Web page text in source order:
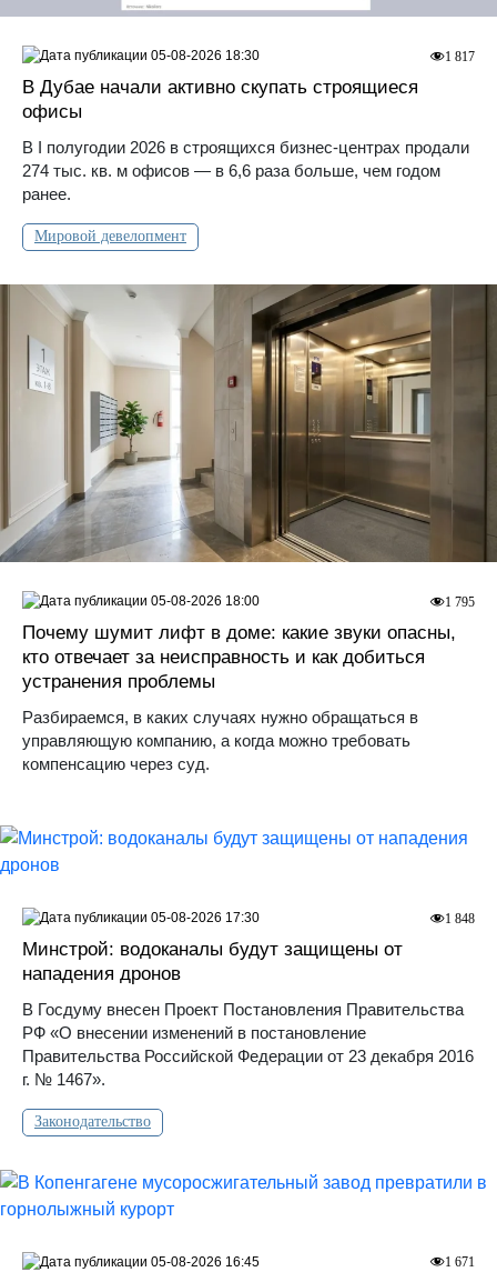
В Дубае начали активно скупать строящиеся
офисы
В I полугодии 2026 в строящихся бизнес-центрах продали
274 тыс. кв. м офисов — в 6,6 раза больше, чем годом
ранее.
Мировой девелопмент
1 817
05-08-2026 18:30
Почему шумит лифт в доме: какие звуки опасны,
кто отвечает за неисправность и как добиться
устранения проблемы
Разбираемся, в каких случаях нужно обращаться в
управляющую компанию, а когда можно требовать
компенсацию через суд.
1 795
05-08-2026 18:00
Минстрой: водоканалы будут защищены от
нападения дронов
В Госдуму внесен Проект Постановления Правительства
РФ «О внесении изменений в постановление
Правительства Российской Федерации от 23 декабря 2016
г. № 1467».
Законодательство
1 848
05-08-2026 17:30
1 671
05-08-2026 16:45